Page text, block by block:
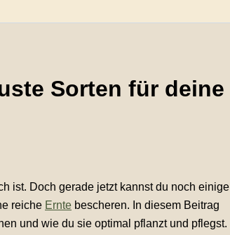
Sorten für deine
ist. Doch gerade jetzt kannst du noch einige
reiche Ernte bescheren. In diesem Beitrag
und wie du sie optimal pflanzt und pflegst.